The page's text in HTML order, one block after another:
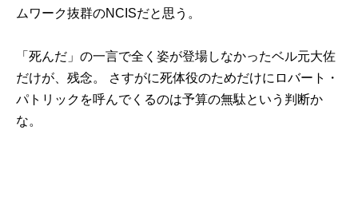
ムワーク抜群のNCISだと思う。
「死んだ」の一言で全く姿が登場しなかったベル元大佐
だけが、残念。 さすがに死体役のためだけにロバート・
パトリックを呼んでくるのは予算の無駄という判断か
な。